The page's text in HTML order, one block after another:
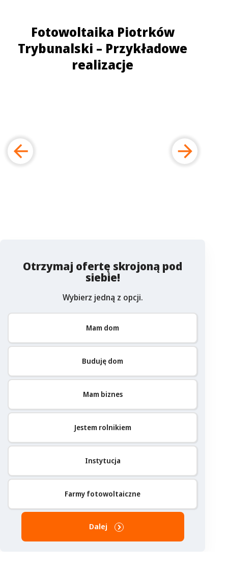
Fotowoltaika Piotrków
Trybunalski – Przykładowe
realizacje
Otrzymaj ofertę skrojoną pod
siebie!
Wybierz jedną z opcji.
Mam dom
Buduję dom
Mam biznes
Jestem rolnikiem
Instytucja
Farmy fotowoltaiczne
Dalej